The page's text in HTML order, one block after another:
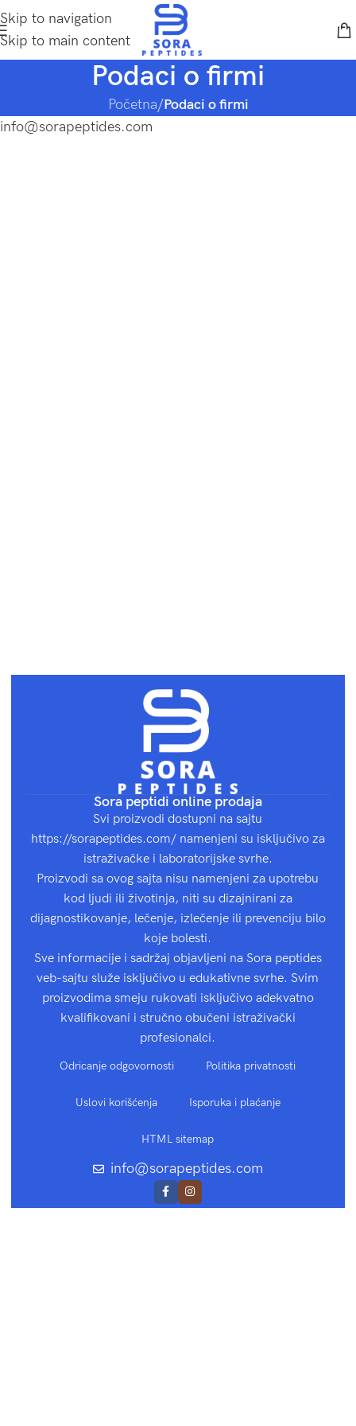
Skip to navigation
Skip to main content
Podaci o firmi
Početna/Podaci o firmi
info@sorapeptides.com
Sora peptidi online prodaja
Svi proizvodi dostupni na sajtu
https://sorapeptides.com/ namenjeni su isključivo za
istraživačke i laboratorijske svrhe.
Proizvodi sa ovog sajta nisu namenjeni za upotrebu
kod ljudi ili životinja, niti su dizajnirani za
dijagnostikovanje, lečenje, izlečenje ili prevenciju bilo
koje bolesti.
Sve informacije i sadržaj objavljeni na Sora peptides
veb-sajtu služe isključivo u edukativne svrhe. Svim
proizvodima smeju rukovati isključivo adekvatno
kvalifikovani i stručno obučeni istraživački
profesionalci.
Odricanje odgovornosti Politika privatnosti
Uslovi korišćenja Isporuka i plaćanje
HTML sitemap
info@sorapeptides.com